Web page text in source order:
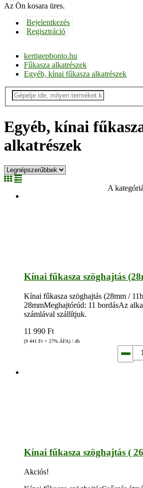
Az Ön kosara üres.
Bejelentkezés
Regisztráció
kertigepbonto.hu
Fűkasza alkatrészek
Egyéb, kínai fűkasza alkatrészek
Egyéb, kínai
alkatrészek
A
Kínai fűkasza szöghajtás
Kínai fűkasza szöghajtás (28mm /
28mmMeghajtórúd: 11 bordásAz
számlával szállítjuk.
11 990 Ft
(9 441 Ft + 27% ÁFA) / db
Kínai fűkasza szöghajtás (
Akciós!